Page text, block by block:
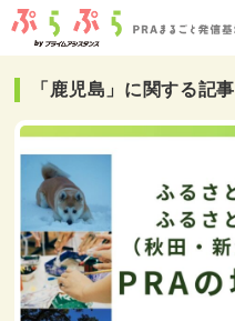
「鹿児島」に関する記事